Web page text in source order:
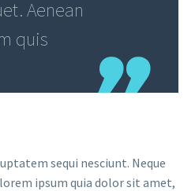
Aenean
quis
sequi nesciunt. Neque
ipsum quia dolor sit amet,